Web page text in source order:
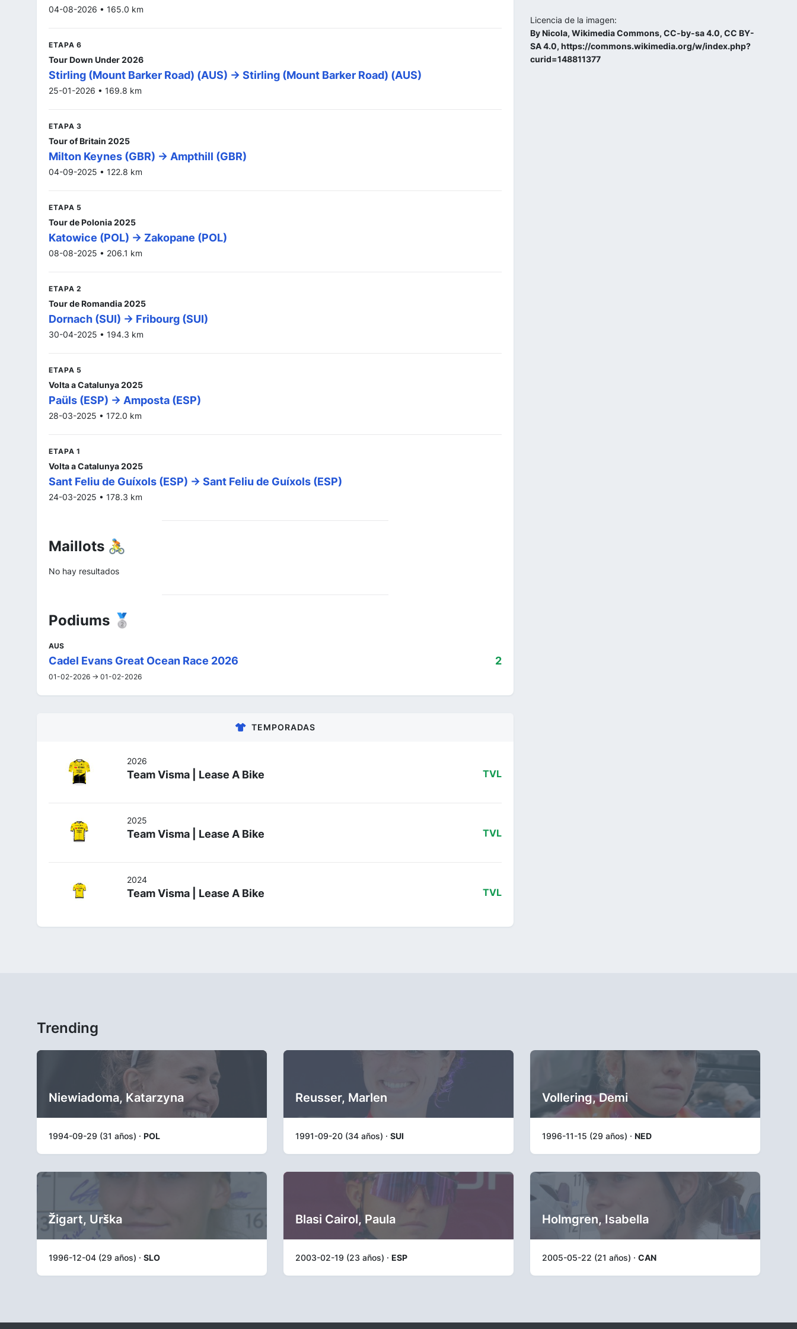
04-08-2026 • 165.0 km
ETAPA 6
Tour Down Under 2026
Stirling (Mount Barker Road) (AUS) -> Stirling (Mount Barker Road) (AUS)
25-01-2026 • 169.8 km
ETAPA 3
Tour of Britain 2025
Milton Keynes (GBR) -> Ampthill (GBR)
04-09-2025 • 122.8 km
ETAPA 5
Tour de Polonia 2025
Katowice (POL) -> Zakopane (POL)
08-08-2025 • 206.1 km
ETAPA 2
Tour de Romandia 2025
Dornach (SUI) -> Fribourg (SUI)
30-04-2025 • 194.3 km
ETAPA 5
Volta a Catalunya 2025
Paüls (ESP) -> Amposta (ESP)
28-03-2025 • 172.0 km
ETAPA 1
Volta a Catalunya 2025
Sant Feliu de Guíxols (ESP) -> Sant Feliu de Guíxols (ESP)
24-03-2025 • 178.3 km
Maillots 🚴
No hay resultados
Podiums 🥈
AUS
Cadel Evans Great Ocean Race 2026
01-02-2026 -> 01-02-2026
2
TEMPORADAS
2026
Team Visma | Lease A Bike TVL
2025
Team Visma | Lease A Bike TVL
2024
Team Visma | Lease A Bike TVL
Licencia de la imagen:
By Nicola, Wikimedia Commons, CC-by-sa 4.0, CC BY-
SA 4.0, https://commons.wikimedia.org/w/index.php?
curid=148811377
Trending
Niewiadoma, Katarzyna
1994-09-29 (31 años) · POL
Reusser, Marlen
1991-09-20 (34 años) · SUI
Vollering, Demi
1996-11-15 (29 años) · NED
Žigart, Urška
1996-12-04 (29 años) · SLO
Blasi Cairol, Paula
2003-02-19 (23 años) · ESP
Holmgren, Isabella
2005-05-22 (21 años) · CAN